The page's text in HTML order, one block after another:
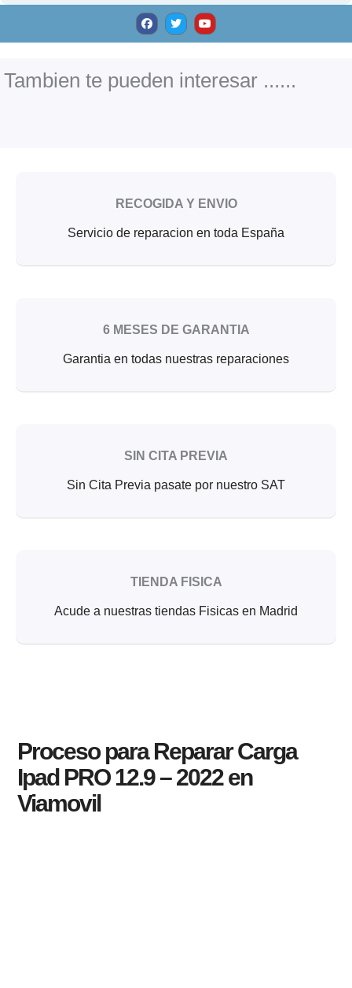
F
a
c
e
o
k
T
w
i
t
Y
o
u
t
e
Tambien te pueden interesar ......
RECOGIDA Y ENVIO
Servicio de reparacion en toda España
6 MESES DE GARANTIA
Garantia en todas nuestras reparaciones
SIN CITA PREVIA
Sin Cita Previa pasate por nuestro SAT
TIENDA FISICA
Acude a nuestras tiendas Fisicas en Madrid
Proceso para Reparar Carga
Ipad PRO 12.9 – 2022 en
Viamovil